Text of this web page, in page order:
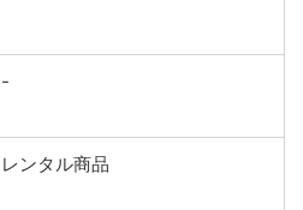
-
レンタル商品